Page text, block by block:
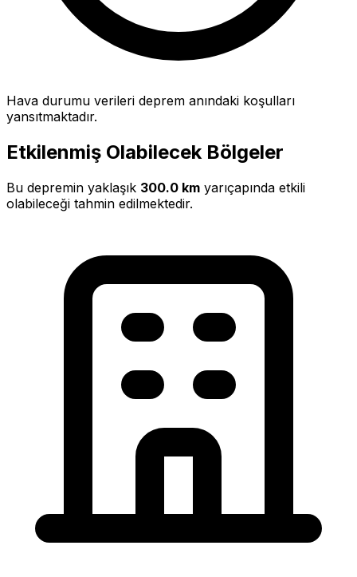
Hava durumu verileri deprem anındaki koşulları
yansıtmaktadır.
Etkilenmiş Olabilecek Bölgeler
Bu depremin yaklaşık 300.0 km yarıçapında etkili
olabileceği tahmin edilmektedir.